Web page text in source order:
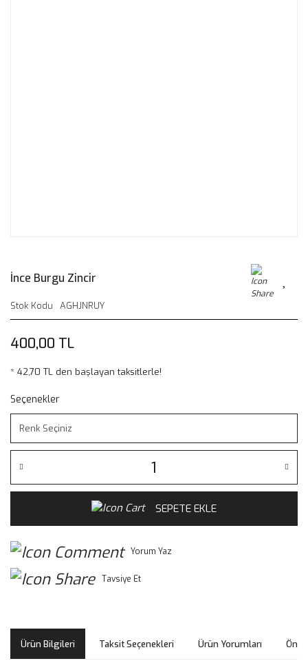
İnce Burgu Zincir
Stok Kodu AGHJNRUY
400,00 TL
* 42,70 TL den başlayan taksitlerle!
Seçenekler
SEPETE EKLE
Yorum Yaz
Tavsiye Et
Ürün Bilgileri Taksit Seçenekleri Ürün Yorumları